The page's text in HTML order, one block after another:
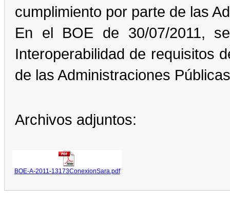
cumplimiento por parte de las
En el BOE de 30/07/2011,
Interoperabilidad de requisitos
de las Administraciones
Archivos adjuntos:
BOE-A-2011-13173ConexionSara.pdf